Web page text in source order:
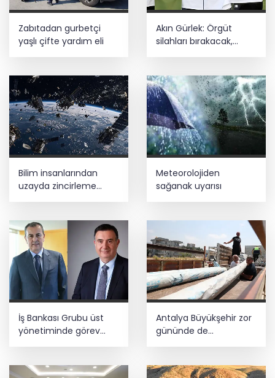
Zabıtadan gurbetçi
yaşlı çifte yardım eli
Akın Gürlek: Örgüt
silahları bırakacak,
Bilim insanlarından
uzayda zincirleme
felaket uyarısı
Meteorolojiden
sağanak uyarısı
İş Bankası Grubu üst
yönetiminde görev
değişimi
Antalya Büyükşehir zor
gününde de
vatandaşın yanında